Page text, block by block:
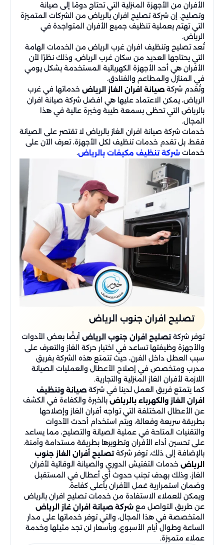
الأفران من الأجهزة المنزلية التي تحتاج دومًا إلى صيانة
وتصليح. إن شركة تصليح افران بالرياض من الشركات المتميزة
التي تهتم بعملية تنظيف جميع الأفران المتواجدة في
الرياض.
تُعد تصليح وتنظيف افران غرب الرياض من الخدمات الهامة
التي يحتاجها العديد من سكان غرب الرياض، وذلك نظرًا لأن
الأفران هي أحد الأجهزة الكهربائية المستخدمة بشكل يومي
في المنازل والمطاعم والفنادق.
وتُقدم شركة صيانة افران الغاز الرياض خدماتها في غرب
الرياض، يمكن الاعتماد عليها هي افضل شركة صيانة افران
بالرياض التي تحظى بسمعة طيبة وخبرة عالية في هذا
المجال.
خدمات شركة صيانة افران الغاز بالرياض لا تقتصر على الصيانة
فقط، بل تقدم خدمات تنظيف لكل الأجهزة، تعرف الآن على
خدمات شركة تنظيف مكيفات بالرياض.
تصليح افران جنوب الرياض
توفر شركةتصليح افران جنوب الرياض أيضًا بعض الأدوات
والأجهزة وظيفتها تساعد في اختبار حركة الغاز والتعرف على
سبب العطل داخل الفرن، حيث تتمتع هذه الشركة بفريق
مدرب ومتخصص في إصلاح الأعطال والعمليات الصيانة
اللازمة لأفران الغاز المنزلية والتجارية.
كما يتمتع فريق العمل لدينا في شركة صيانة وتنظيف
افران الغاز والكهرباء بالرياض بالخبرة والكفاءة في الكشف
عن الأعطال المختلفة التي تواجه أفران الغاز وإصلاحها
بطريقة سريعة وفعالة، ويتم استخدام أحدث الأدوات
والتقنيات المتاحة في عملية الصيانة والتصليح، مما يساعد
على تحسين أداء الأفران وتطويرها بطريقة مستدامة وآمنة.
بالإضافة إلى ذلك، توفر شركةتصليح أفران الغاز جنوب
الرياض خدمات التفتيش الدوري والصيانة الوقائية لأفران
الغاز، وذلك بهدف تجنب حدوث أي أعطال في المستقبل
وضمان استمرارية عَمل الأفران بأعلى كفاءة.
ويمكن للعملاء الاستفادة من خدمات تصليح افران بالرياض
عن طريق التواصل مع شركة صيانة افران غاز الرياض
المتخصصة في هذا المجال، والتي توفر خدماتها على مدار
الساعة وطوال أيام الأسبوع، وبأسعار لن تجد مثيلها وخدمة
عملاء متميزة.